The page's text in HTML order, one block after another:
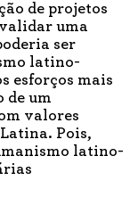
de projetos
uma
ser
latino-
esforços mais
de um
valores
Pois,
latino-